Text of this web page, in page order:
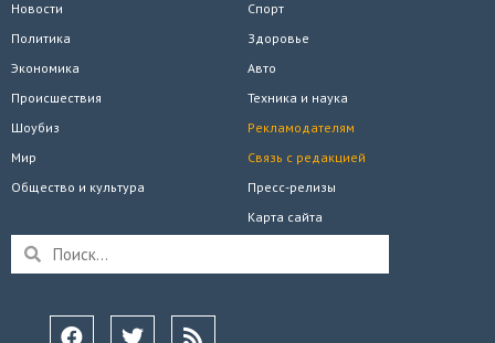
Новости
Политика
Экономика
Происшествия
Спорт
Здоровье
Авто
Техника и наука
Шоубиз
Мир
Общество и культура
Рекламодателям
Связь с редакцией
Пресс-релизы
Карта сайта